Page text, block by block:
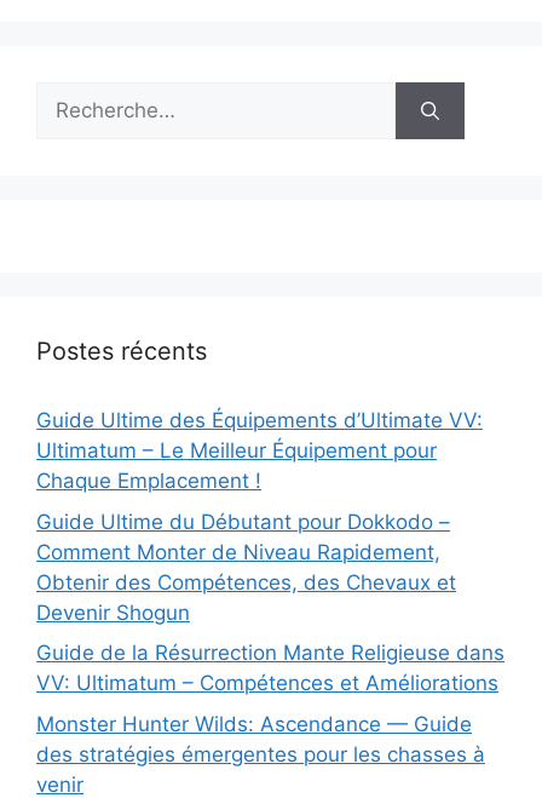
Rechercher :
Postes récents
Guide Ultime des Équipements d’Ultimate VV:
Ultimatum – Le Meilleur Équipement pour
Chaque Emplacement !
Guide Ultime du Débutant pour Dokkodo –
Comment Monter de Niveau Rapidement,
Obtenir des Compétences, des Chevaux et
Devenir Shogun
Guide de la Résurrection Mante Religieuse dans
VV: Ultimatum – Compétences et Améliorations
Monster Hunter Wilds: Ascendance — Guide
des stratégies émergentes pour les chasses à
venir